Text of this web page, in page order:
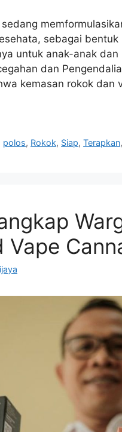
sebagai
untuk anak-anak
dan
kemasan rokok dan
polos, Rokok, Siap,Terapkan,
Vape